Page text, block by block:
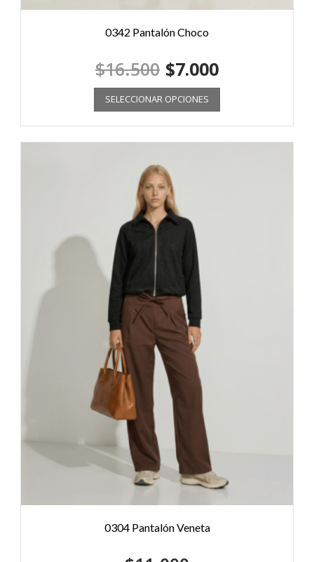
0342 Pantalón Choco
$16.500 $7.000
SELECCIONAR OPCIONES
0304 Pantalón Veneta